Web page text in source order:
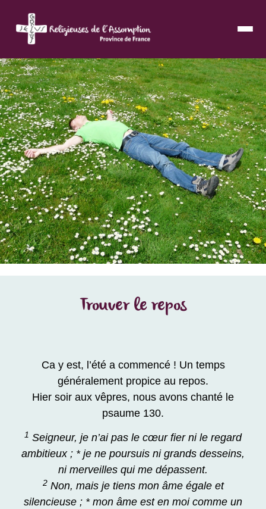
Trouver le repos
Ca y est, l’été a commencé ! Un temps
généralement propice au repos.
Hier soir aux vêpres, nous avons chanté le
psaume 130.
1 Seigneur, je n’ai pas le cœur fier ni le regard
ambitieux ; * je ne poursuis ni grands desseins,
ni merveilles qui me dépassent.
2Non, mais je tiens mon âme égale et
silencieuse ; * mon âme est en moi comme un